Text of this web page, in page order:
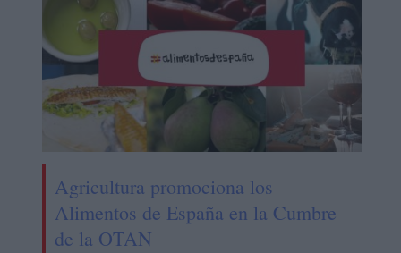
Agricultura promociona los
Alimentos de España en la Cumbre
de la OTAN